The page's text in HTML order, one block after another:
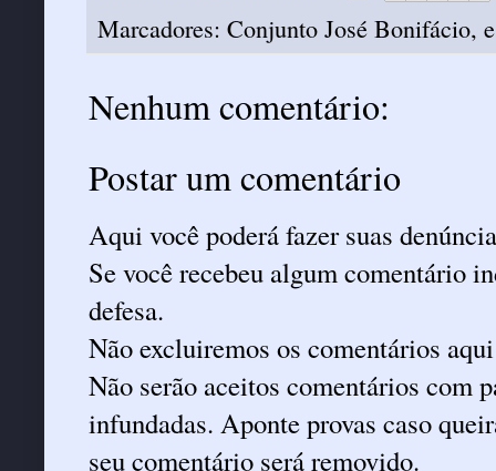
Marcadores: Conjunto José Bonifácio,
Nenhum comentário:
Postar um comentário
Aqui você poderá fazer suas
Se você recebeu algum comentário
defesa.
Não excluiremos os comentários
Não serão aceitos comentários com
infundadas. Aponte provas caso
seu comentário será removido.